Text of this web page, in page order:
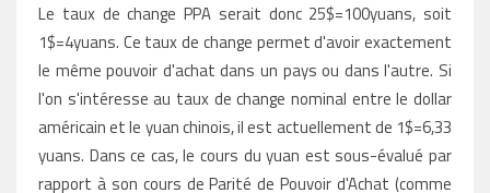
Le taux de change PPA serait donc 25$=100yuans, soit
1$=4yuans. Ce taux de change permet d'avoir exactement
le même pouvoir d'achat dans un pays ou dans l'autre. Si
l'on s'intéresse au taux de change nominal entre le dollar
américain et le yuan chinois, il est actuellement de 1$=6,33
yuans. Dans ce cas, le cours du yuan est sous-évalué par
rapport à son cours de Parité de Pouvoir d'Achat (comme